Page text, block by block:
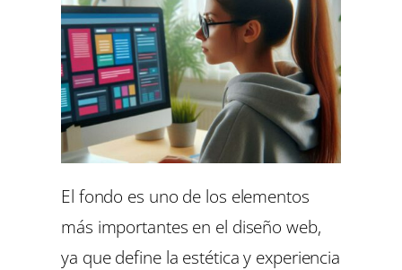
El fondo es uno de los elementos
más importantes en el diseño web,
ya que define la estética y experiencia